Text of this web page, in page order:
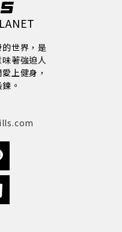
世界，是
著強迫人
上健身，
。